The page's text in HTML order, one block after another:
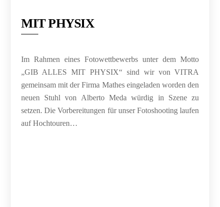
MIT PHYSIX
Im Rahmen eines Fotowettbewerbs unter dem Motto
„GIB ALLES MIT PHYSIX“ sind wir von VITRA
gemeinsam mit der Firma Mathes eingeladen worden den
neuen Stuhl von Alberto Meda würdig in Szene zu
setzen. Die Vorbereitungen für unser Fotoshooting laufen
auf Hochtouren…